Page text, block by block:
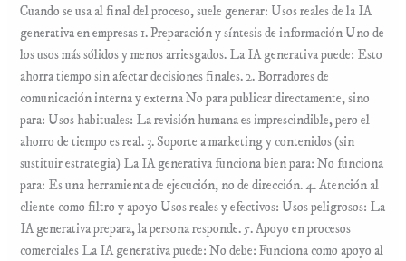
Cuando se usa al final del proceso, suele generar: Usos reales de la IA
generativa en empresas 1. Preparación y síntesis de información Uno de
los usos más sólidos y menos arriesgados. La IA generativa puede: Esto
ahorra tiempo sin afectar decisiones finales. 2. Borradores de
comunicación interna y externa No para publicar directamente, sino
para: Usos habituales: La revisión humana es imprescindible, pero el
ahorro de tiempo es real. 3. Soporte a marketing y contenidos (sin
sustituir estrategia) La IA generativa funciona bien para: No funciona
para: Es una herramienta de ejecución, no de dirección. 4. Atención al
cliente como filtro y apoyo Usos reales y efectivos: Usos peligrosos: La
IA generativa prepara, la persona responde. 5. Apoyo en procesos
comerciales La IA generativa puede: No debe: Funciona como apoyo al